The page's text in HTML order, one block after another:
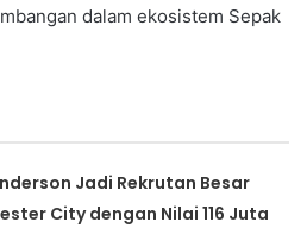
dalam ekosistem Sepak
Jadi Rekrutan Besar
City dengan Nilai 116 Juta